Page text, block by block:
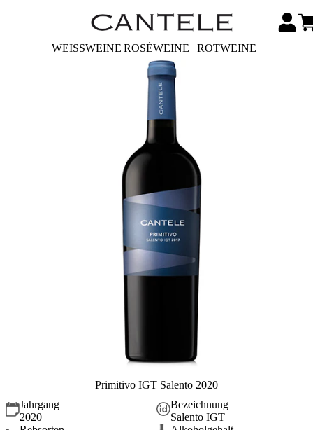
WEISSWEINE ROSÉWEINE ROTWEINE
Primitivo IGT Salento 2020
Jahrgang
2020
Bezeichnung
Salento IGT